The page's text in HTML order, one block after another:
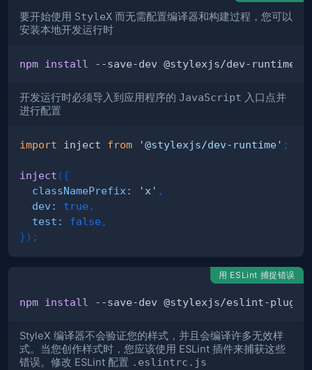
要开始使用 StyleX 而无需配置编译器和构建过程，您可以
安装本地开发运行时
npm install
开发运行时必须导入到应用程序的 JavaScript 入口点并
进行配置
import inject from '@stylexjs/dev-runtime' ;
inject ({
classNamePrefix : 'x' ,
dev : true ,
test : false ,
}) ;
用 ESLint 捕捉错误
npm install
StyleX 编译器不会验证您的样式，并且会编译许多无效样
式。当您创作样式时，您应该使用 ESLint 插件来捕获这些
错误。修改 ESLint 配置 .eslintrc.js